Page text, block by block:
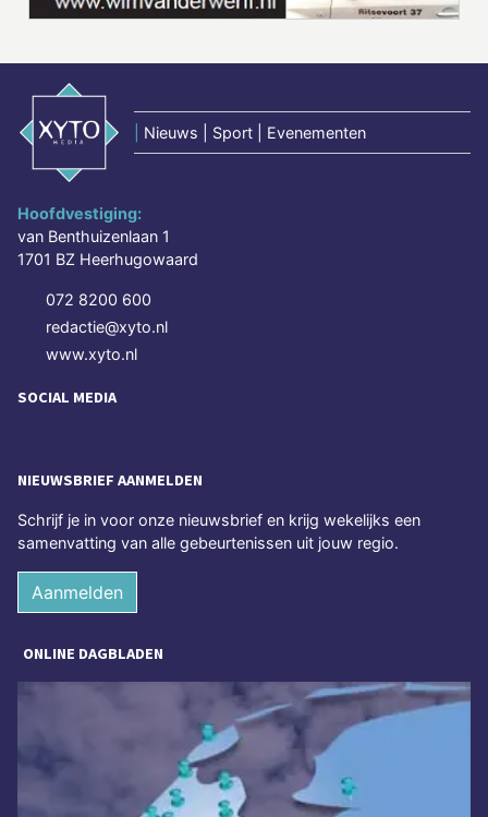
Nieuws | Sport | Evenementen
Hoofdvestiging:
van Benthuizenlaan 1
1701 BZ Heerhugowaard
072 8200 600
redactie@xyto.nl
www.xyto.nl
SOCIAL MEDIA
NIEUWSBRIEF AANMELDEN
Schrijf je in voor onze nieuwsbrief en krijg wekelijks een
samenvatting van alle gebeurtenissen uit jouw regio.
Aanmelden
ONLINE DAGBLADEN